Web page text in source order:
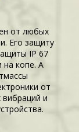
от любых
Его защиту
IP 67
на копе. А
от
вибраций и